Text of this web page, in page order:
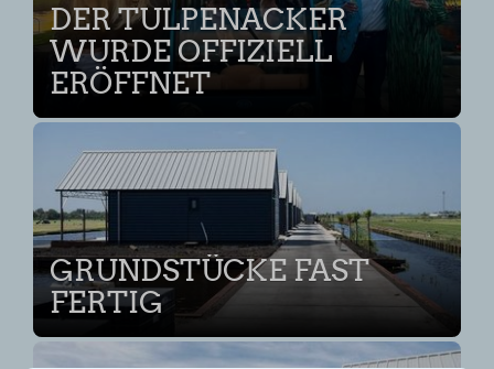
DER TULPENACKER
WURDE OFFIZIELL
ERÖFFNET
GRUNDSTÜCKE FAST
FERTIG